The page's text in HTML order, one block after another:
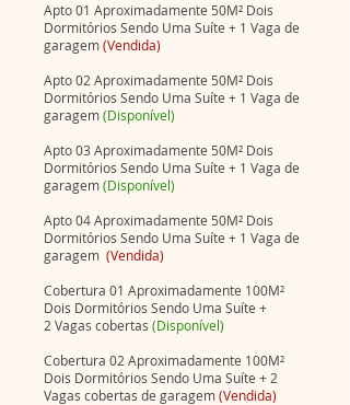
Apto 01 Aproximadamente 50M² Dois
Dormitórios Sendo Uma Suíte + 1 Vaga de
garagem(Vendida)
Apto 02 Aproximadamente 50M² Dois
Dormitórios Sendo Uma Suíte + 1 Vaga de
garagem(Disponível)
Apto 03 Aproximadamente 50M² Dois
Dormitórios Sendo Uma Suíte + 1 Vaga de
garagem(Disponível)
Apto 04 Aproximadamente 50M² Dois
Dormitórios Sendo Uma Suíte + 1 Vaga de
garagem (Vendida)
Cobertura 01 Aproximadamente 100M²
Dois Dormitórios Sendo Uma Suíte +
2 Vagas cobertas (Disponível)
Cobertura 02 Aproximadamente 100M²
Dois Dormitórios Sendo Uma Suíte + 2
Vagas cobertas de garagem(Vendida)